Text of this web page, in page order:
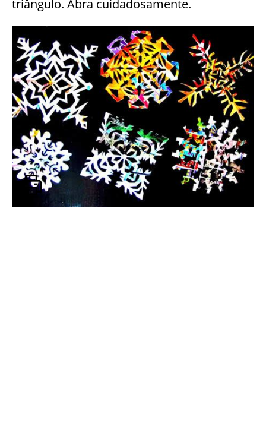
triângulo. Abra cuidadosamente.